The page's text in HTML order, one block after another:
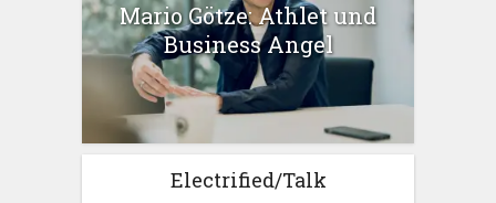
Mario Götze: Athlet und
Business Angel
Electrified/Talk